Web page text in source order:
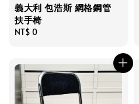
義大利 包浩斯 網格鋼管
扶手椅
Regular
NT$ 0